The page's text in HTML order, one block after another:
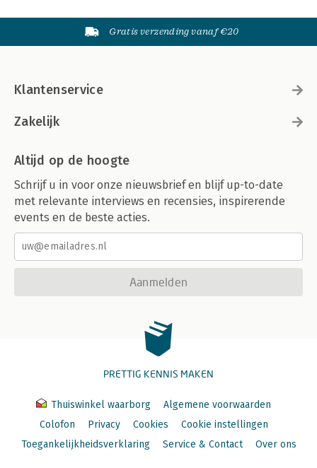
Gratis verzending vanaf €20
Klantenservice
Zakelijk
Altijd op de hoogte
Schrijf u in voor onze nieuwsbrief en blijf up-to-date
met relevante interviews en recensies, inspirerende
events en de beste acties.
Aanmelden
PRETTIG KENNIS MAKEN
Thuiswinkel waarborg
Algemene voorwaarden
Colofon
Privacy Cookies
Cookie instellingen
Toegankelijkheidsverklaring
Service & Contact Over ons